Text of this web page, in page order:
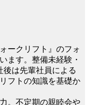
ークリフト』のフォ
ます。整備未経験・
は先輩社員による
フトの知識を基礎か
。不定期の親睦会や